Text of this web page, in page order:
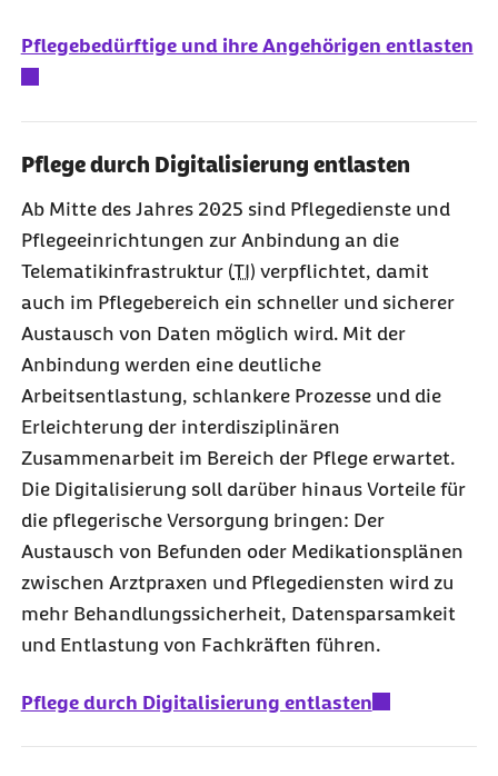
Pflegebedürftige und ihre Angehörigen entlasten
Pflege durch Digitalisierung entlasten
Ab Mitte des Jahres 2025 sind Pflegedienste und
Pflegeeinrichtungen zur Anbindung an die
Telematikinfrastruktur (TI) verpflichtet, damit
auch im Pflegebereich ein schneller und sicherer
Austausch von Daten möglich wird. Mit der
Anbindung werden eine deutliche
Arbeitsentlastung, schlankere Prozesse und die
Erleichterung der interdisziplinären
Zusammenarbeit im Bereich der Pflege erwartet.
Die Digitalisierung soll darüber hinaus Vorteile für
die pflegerische Versorgung bringen: Der
Austausch von Befunden oder Medikationsplänen
zwischen Arztpraxen und Pflegediensten wird zu
mehr Behandlungssicherheit, Datensparsamkeit
und Entlastung von Fachkräften führen.
Pflege durch Digitalisierung entlasten